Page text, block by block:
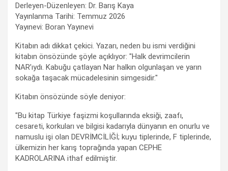
Derleyen-Düzenleyen: Dr. Barış Kaya
Yayınlanma Tarihi: Temmuz 2026
Yayınevi: Boran Yayınevi
Kitabın adı dikkat çekici. Yazarı, neden bu ismi verdiğini
kitabın önsözünde şöyle açıklıyor: "Halk devrimcilerin
NAR’ıydı. Kabuğu çatlayan Nar halkın olgunlaşan ve yarın
sokağa taşacak mücadelesinin simgesidir."
Kitabın önsözünde söyle deniyor:
"Bu kitap Türkiye faşizmi koşullarında eksiği, zaafı,
cesareti, korkuları ve bilgisi kadarıyla dünyanın en onurlu ve
namuslu işi olan DEVRİMCİLİĞİ; kuyu tiplerinde, F tiplerinde,
ülkemizin her karış toprağında yapan CEPHE
KADROLARINA ithaf edilmiştir.